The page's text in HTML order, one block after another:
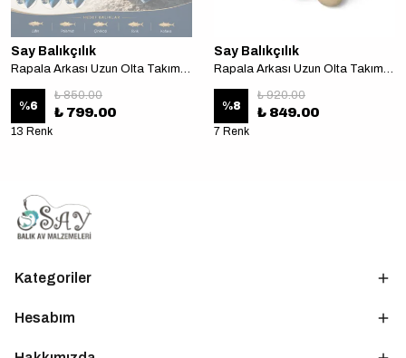
Say Balıkçılık
%6
₺ 850.00
₺ 799.00
13 Renk
Say Balıkçılık
%8
₺ 920.00
₺ 849.00
7 Renk
Kategoriler
Hesabım